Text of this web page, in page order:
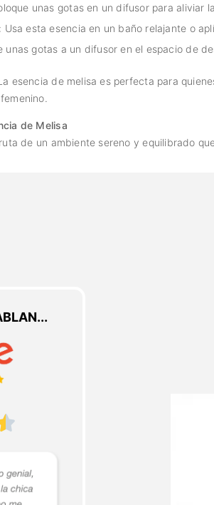
unas gotas en un difusor para aliviar
: Usa esta esencia en un baño relajante o
unas gotas a un difusor en el espacio de
esencia de melisa es perfecta para
de Melisa
de un ambiente sereno y equilibrado